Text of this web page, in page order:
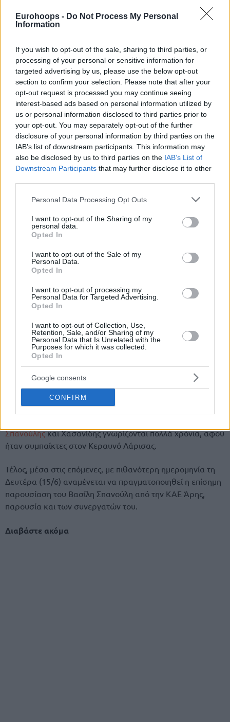
Eurohoops - Do Not Process My Personal
Information
If you wish to opt-out of the sale, sharing to third parties, or
processing of your personal or sensitive information for
targeted advertising by us, please use the below opt-out
section to confirm your selection. Please note that after your
opt-out request is processed you may continue seeing
interest-based ads based on personal information utilized by
us or personal information disclosed to third parties prior to
your opt-out. You may separately opt-out of the further
disclosure of your personal information by third parties on the
IAB’s list of downstream participants. This information may
also be disclosed by us to third parties on the IAB’s List of
Downstream Participants that may further disclose it to other
Please note that this website/app uses one or more Google
not limited to your visit or usage behaviour. You may click to
grant or deny consent to Google and its third-party tags to
use your data for below specified purposes in below Google
consent section.
Personal Data Processing Opt Outs
I want to opt-out of the Sharing of my
personal data.
Opted In
I want to opt-out of the Sale of my
Personal Data.
Opted In
I want to opt-out of processing my
Personal Data for Targeted Advertising.
Opted In
I want to opt-out of Collection, Use,
Retention, Sale, and/or Sharing of my
Personal Data that Is Unrelated with the
Purposes for which it was collected.
Opted In
Google consents
CONFIRM
και ο Βασίλης Ξανθόπουλος.
Χασανίδης, ο μοναδικός από τους προπονητές της
αγωνιστικής περιόδου που ολοκληρώθηκε.
Σπανούληςκαι Χασανίδης γνωρίζονται πολλά χρόνια, αφού
ήταν συμπαίκτες στον Κεραυνό Λάρισας.
Τέλος, μέσα στις επόμενες, με πιθανότερη ημερομηνία τη
Δευτέρα (15/6) αναμένεται να πραγματοποιηθεί η επίσημη
παρουσίαση του Βασίλη Σπανούλη από την ΚΑΕ Άρης,
παρουσία και των συνεργατών του.
Διαβάστε ακόμα